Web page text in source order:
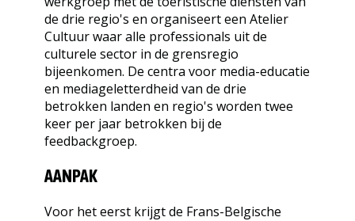
de drie regio's en organiseert een Atelier
Cultuur waar alle professionals uit de
culturele sector in de grensregio
bijeenkomen. De centra voor media-educatie
en mediageletterdheid van de drie
betrokken landen en regio's worden twee
keer per jaar betrokken bij de
feedbackgroep.
AANPAK
Voor het eerst krijgt de Frans-Belgische